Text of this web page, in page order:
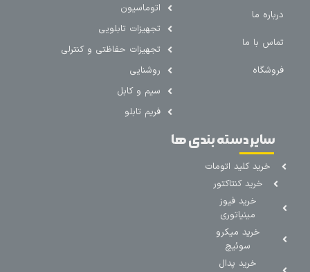
درباره ما
تماس با ما
فروشگاه
اتوماسیون
تجهیزات تابلویی
تجهیزات حفاظتی و کنترلی
روشنایی
سیم و کابل
فریم تابلو
سایر دسته بندی ها
خرید کلید اتومات
خرید کنتاکتور
خرید فیوز
مینیاتوری
خرید میکرو
سوئیچ
خرید پدال